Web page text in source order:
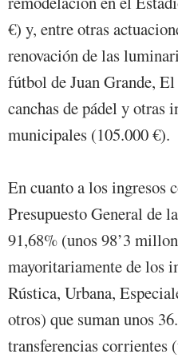
€) y, entre otras
renovación de las
fútbol de Juan Grande,
canchas de pádel y otras
municipales (105.000 €).
En cuanto a los ingresos
Presupuesto General de
91,68% (unos 98’3
mayoritariamente de los
Rústica, Urbana,
otros) que suman unos
transferencias corrientes